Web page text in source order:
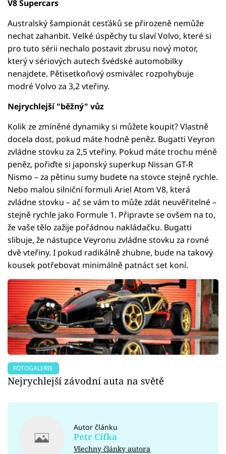
V8 Supercars
Australský šampionát cesťáků se přirozeně nemůže
nechat zahanbit. Velké úspěchy tu slaví Volvo, které si
pro tuto sérii nechalo postavit zbrusu nový motor,
který v sériových autech švédské automobilky
nenajdete. Pětisetkoňový osmiválec rozpohybuje
modré Volvo za 3,2 vteřiny.
Nejrychlejší "běžný" vůz
Kolik ze zmíněné dynamiky si můžete koupit? Vlastně
docela dost, pokud máte hodně peněz. Bugatti Veyron
zvládne stovku za 2,5 vteřiny. Pokud máte trochu méně
peněz, pořiďte si japonský superkup Nissan GT-R
Nismo – za pětinu sumy budete na stovce stejně rychle.
Nebo malou silniční formuli Ariel Atom V8, která
zvládne stovku – ač se vám to může zdát neuvěřitelné –
stejně rychle jako Formule 1. Připravte se ovšem na to,
že vaše tělo zažije pořádnou nakládačku. Bugatti
slibuje, že nástupce Veyronu zvládne stovku za rovné
dvě vteřiny. I pokud radikálně zhubne, bude na takový
kousek potřebovat minimálně patnáct set koní.
FOTOGALERIE
Nejrychlejší závodní auta na světě
Autor článku
Petr Cífka
Všechny články autora